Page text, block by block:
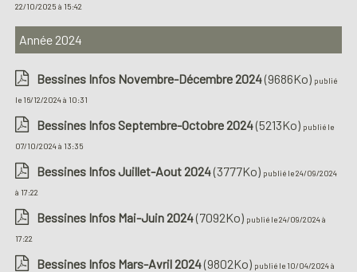
22/10/2025 à 15:42
Année 2024
Bessines Infos Novembre-Décembre 2024(9686Ko) publié
le 16/12/2024 à 10:31
Bessines Infos Septembre-Octobre 2024(5213Ko) publié le
07/10/2024 à 13:35
Bessines Infos Juillet-Aout 2024(3777Ko) publié le 24/09/2024
à 17:22
Bessines Infos Mai-Juin 2024(7092Ko) publié le 24/09/2024 à
17:22
Bessines Infos Mars-Avril 2024(9802Ko) publié le 10/04/2024 à